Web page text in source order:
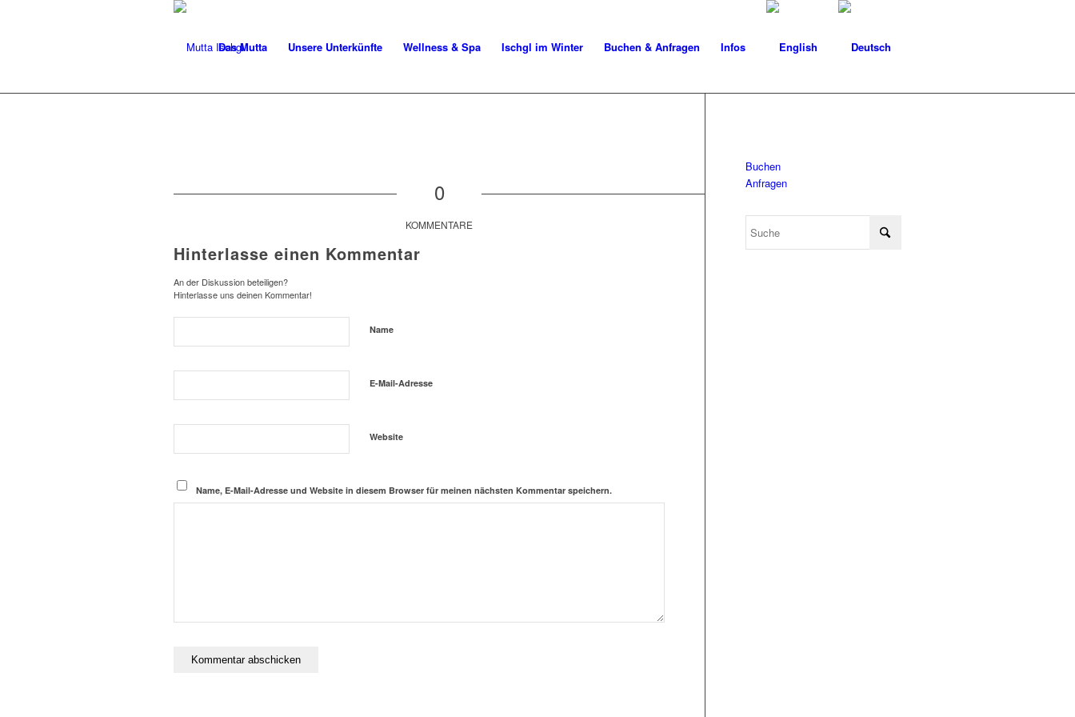
Das Mutta Unsere Unterkünfte Wellness & Spa Ischgl im Winter Buchen & Anfragen Infos
0
KOMMENTARE
Hinterlasse einen Kommentar
An der Diskussion beteiligen?
Hinterlasse uns deinen Kommentar!
Name
E-Mail-Adresse
Website
Name, E-Mail-Adresse und Website in diesem Browser für meinen nächsten Kommentar speichern.
Buchen
Anfragen